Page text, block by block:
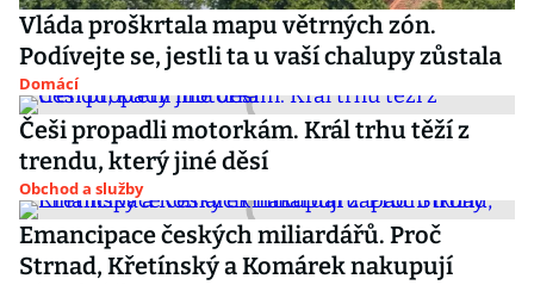
Vláda proškrtala mapu větrných zón.
Podívejte se, jestli ta u vaší chalupy zůstala
Domácí
Češi propadli motorkám. Král trhu těží z
trendu, který jiné děsí
Obchod a služby
Emancipace českých miliardářů. Proč
Strnad, Křetínský a Komárek nakupují